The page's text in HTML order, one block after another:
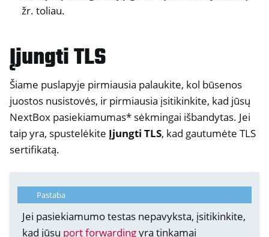
žr. toliau.
Įjungti TLS
Šiame puslapyje pirmiausia palaukite, kol būsenos
juostos nusistovės, ir pirmiausia įsitikinkite, kad jūsų
NextBox pasiekiamumas* sėkmingai išbandytas. Jei
taip yra, spustelėkite Įjungti TLS, kad gautumėte TLS
sertifikatą.
Pastaba
Jei pasiekiamumo testas nepavyksta, įsitikinkite,
kad jūsų port forwardingyra tinkamai